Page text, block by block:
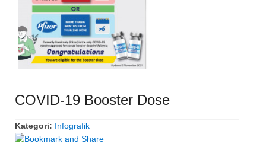
COVID-19 Booster Dose
Kategori: Infografik